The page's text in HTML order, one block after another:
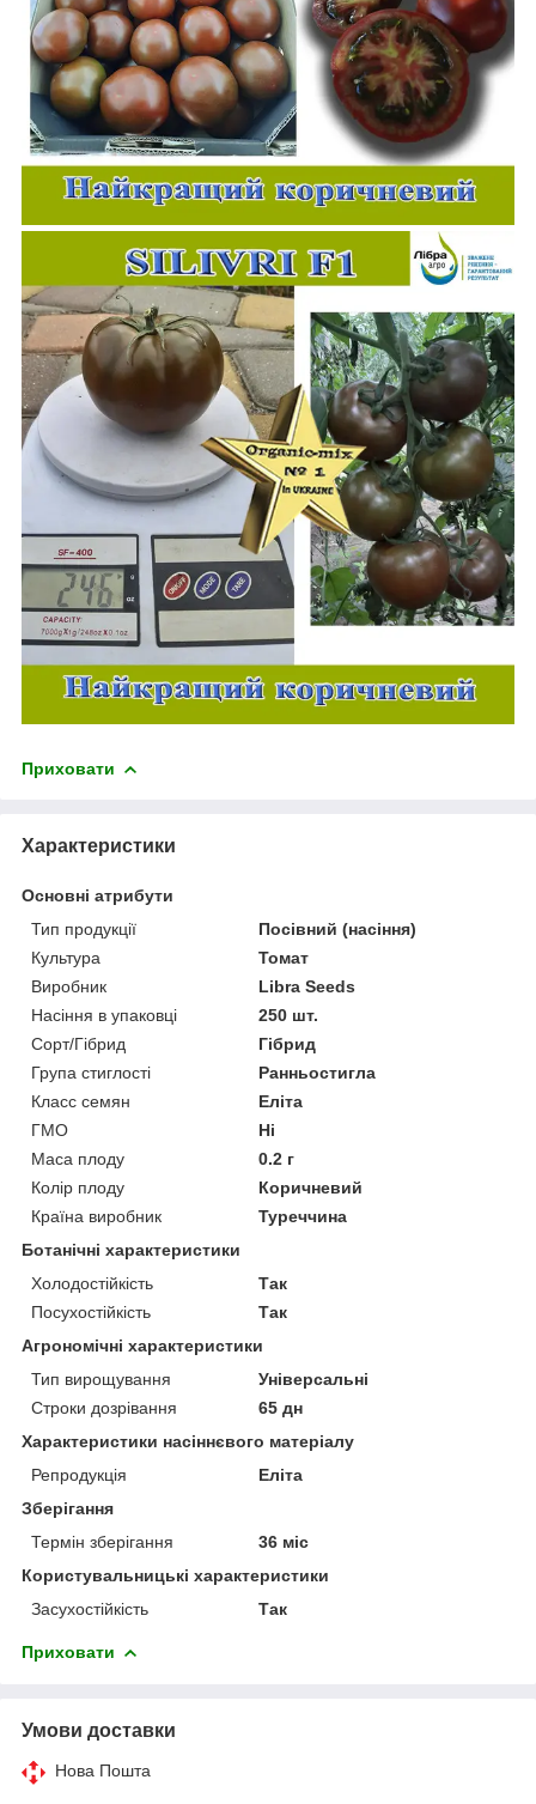
Приховати
Характеристики
Основні атрибути
Тип продукції
Посівний (насіння)
Культура
Томат
Виробник
Libra Seeds
Насіння в упаковці
250 шт.
Сорт/Гібрид
Гібрид
Група стиглості
Ранньостигла
Класс семян
Еліта
ГМО
Ні
Маса плоду
0.2 г
Колір плоду
Коричневий
Країна виробник
Туреччина
Ботанічні характеристики
Холодостійкість
Так
Посухостійкість
Так
Агрономічні характеристики
Тип вирощування
Універсальні
Строки дозрівання
65 дн
Характеристики насіннєвого матеріалу
Репродукція
Еліта
Зберігання
Термін зберігання
36 міс
Користувальницькі характеристики
Засухостійкість
Так
Приховати
Умови доставки
Нова Пошта